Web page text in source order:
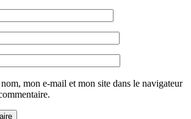
mon e-mail et mon site dans le navigateur